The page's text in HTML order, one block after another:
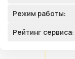
Режим работы:
Рейтинг сервиса: